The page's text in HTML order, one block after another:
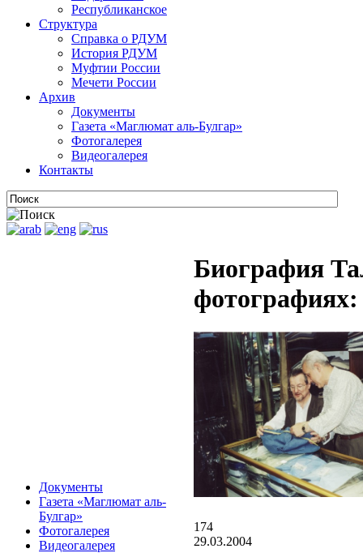
Республиканское
Структура
Справка о РДУМ
История РДУМ
Муфтии России
Мечети России
Архив
Документы
Газета «Маглюмат аль-Булгар»
Фотогалерея
Видеогалерея
Контакты
Документы
Газета «Маглюмат аль-
Булгар»
Фотогалерея
Видеогалерея
Биография
фотографиях:
174
29.03.2004